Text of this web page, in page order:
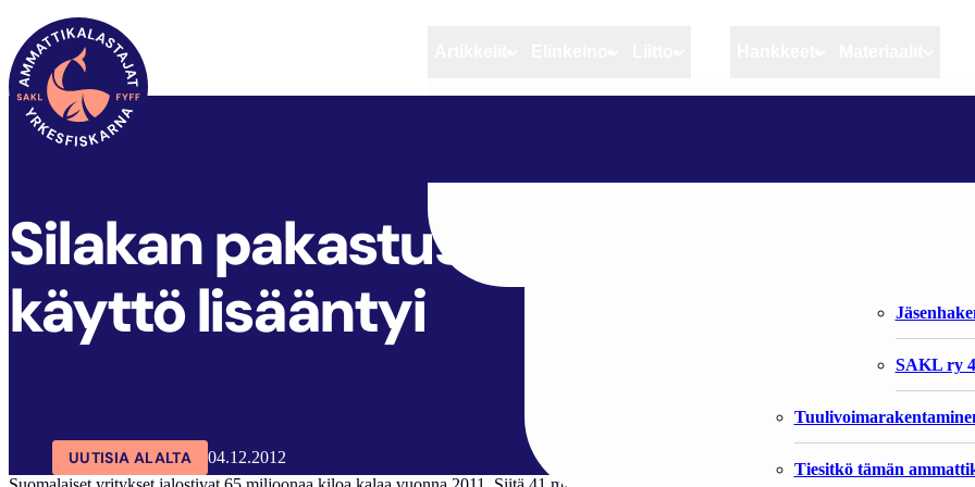
Artikkelit Elinkeino
Rannikko ja
Elinkeinokalatalouden
Kalat ja kalatalous
Vahinkoeläimet
Tiesitkö tämän
Liitto
Liiton
SAKL ry
SAKL ARTIKKELIT
Silakan pakastus väheni ja
käyttö lisääntyi
UUTISIA ALALTA
04.12.2012